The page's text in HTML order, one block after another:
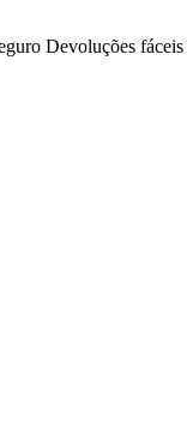
Devoluções fáceis